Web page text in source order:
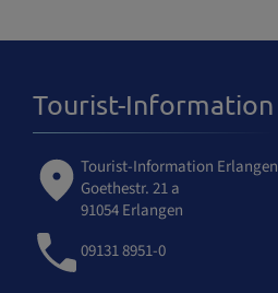
Tourist-Information
Tourist-Information Erlangen
Goethestr. 21 a
91054 Erlangen
09131 8951-0